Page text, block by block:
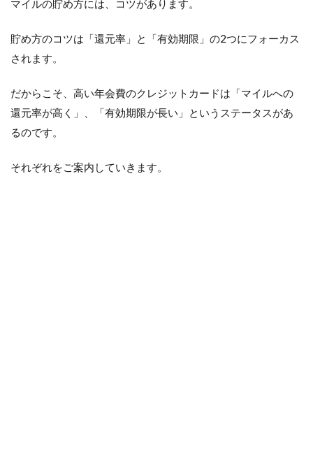
マイルの貯め方には、コツがあります。
貯め方のコツは「還元率」と「有効期限」の2つにフォーカス
されます。
だからこそ、高い年会費のクレジットカードは「マイルへの
還元率が高く」、「有効期限が長い」というステータスがあ
るのです。
それぞれをご案内していきます。